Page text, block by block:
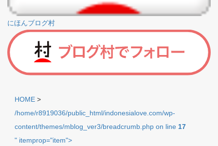
にほんブログ村
HOME >
/home/r8919036/public_html/indonesialove.com/wp-
content/themes/mblog_ver3/breadcrumb.php on line 17
" itemprop="item">